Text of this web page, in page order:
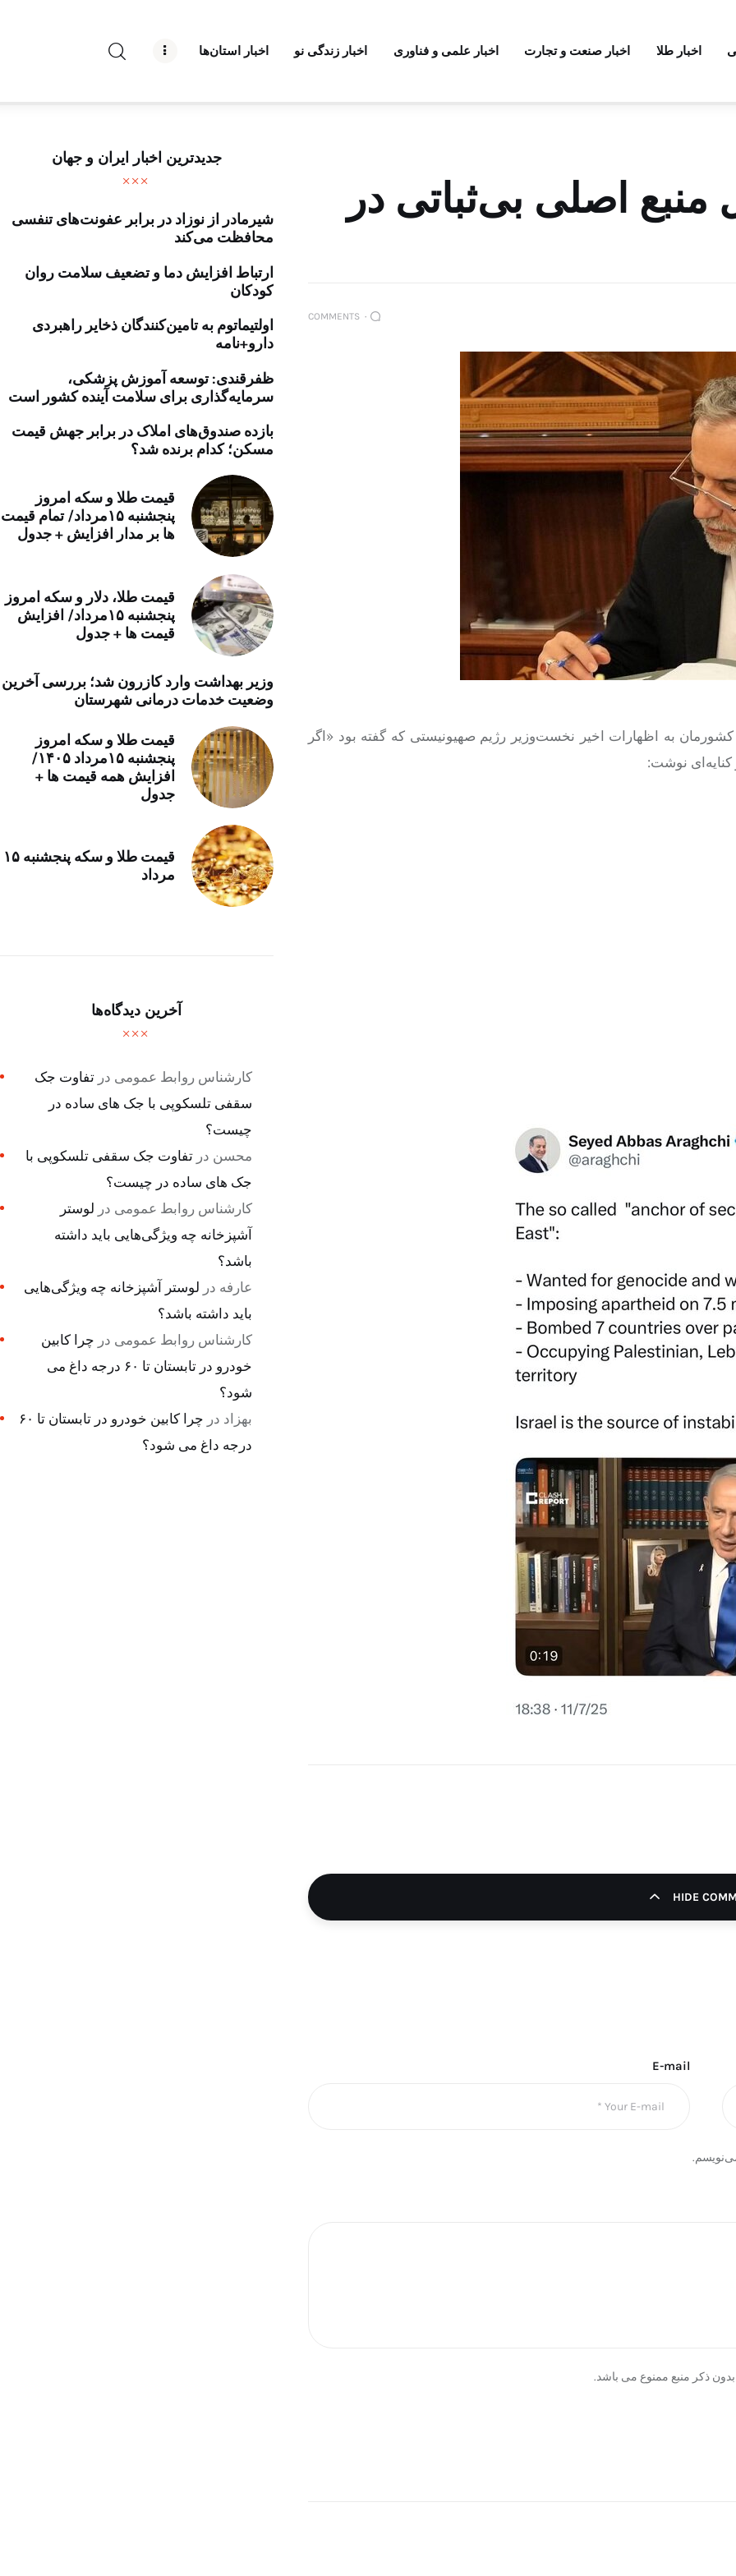
اخبار طلا اخبار صنعت و تجارت اخبار علمی و فناوری اخبار زندگی نو اخبار استان‌ها
درباره راه‌ نو نیوز
تبلیغات راه نو نیوز
آوین دیلی
خرید موتور ایمپلنت
اصلی بی‌ثباتی در
۰ COMMENTS
به اظهارات اخیر نخست‌وزیر رژیم صهیونیستی که گفته بود «اگر
کنایه‌ای نوشت:
HIDE
E-mail
ذکر منبع ممنوع می باشد.
جدیدترین اخبار ایران و جهان
شیرمادر از نوزاد در برابر عفونت‌های تنفسی
محافظت می‌کند
ارتباط افزایش دما و تضعیف سلامت روان
کودکان
اولتیماتوم به تامین‌کنندگان ذخایر راهبردی
دارو+نامه
ظفرقندی: توسعه آموزش پزشکی،
سرمایه‌گذاری برای سلامت آینده کشور است
بازده صندوق‌های املاک در برابر جهش قیمت
مسکن؛ کدام برنده شد؟
قیمت طلا و سکه امروز
پنجشنبه ۱۵مرداد/ تمام قیمت
ها بر مدار افزایش + جدول
قیمت طلا، دلار و سکه امروز
پنجشنبه ۱۵مرداد/ افزایش
قیمت ها + جدول
وزیر بهداشت وارد کازرون شد؛ بررسی آخرین
وضعیت خدمات درمانی شهرستان
قیمت طلا و سکه امروز
پنجشنبه ۱۵مرداد ۱۴۰۵/
افزایش همه قیمت ها +
جدول
قیمت طلا و سکه پنجشنبه ۱۵
مرداد
آخرین دیدگاه‌ها
کارشناس روابط عمومی در تفاوت جک
سقفی تلسکوپی با جک های ساده در
چیست؟
محسن در تفاوت جک سقفی تلسکوپی با
جک های ساده در چیست؟
کارشناس روابط عمومی در لوستر
آشپزخانه چه ویژگی‌هایی باید داشته
باشد؟
عارفه در لوستر آشپزخانه چه ویژگی‌هایی
باید داشته باشد؟
کارشناس روابط عمومی در چرا کابین
خودرو در تابستان تا ۶۰ درجه داغ می
شود؟
بهزاد در
چرا کابین خودرو در تابستان تا ۶۰
درجه داغ می شود؟